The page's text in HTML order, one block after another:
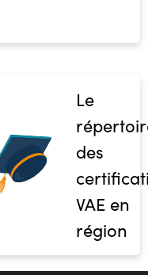
Le
des
VAE en
région